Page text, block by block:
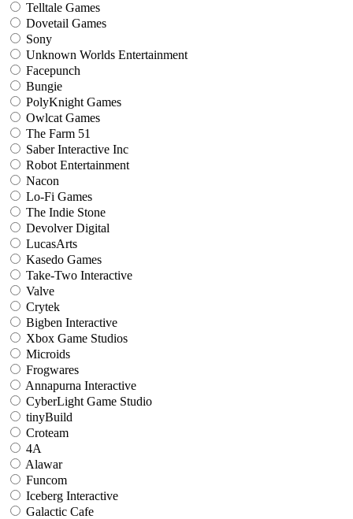
Telltale Games
Dovetail Games
Sony
Unknown Worlds Entertainment
Facepunch
Bungie
PolyKnight Games
Owlcat Games
The Farm 51
Saber Interactive Inc
Robot Entertainment
Nacon
Lo-Fi Games
The Indie Stone
Devolver Digital
LucasArts
Kasedo Games
Take-Two Interactive
Valve
Crytek
Bigben Interactive
Xbox Game Studios
Microids
Frogwares
Annapurna Interactive
CyberLight Game Studio
tinyBuild
Croteam
4A
Alawar
Funcom
Iceberg Interactive
Galactic Cafe